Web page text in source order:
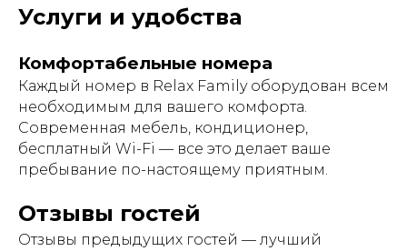
Услуги и удобства
Комфортабельные номера
Каждый номер в Relax Family оборудован всем
необходимым для вашего комфорта.
Современная мебель, кондиционер,
бесплатный Wi-Fi — все это делает ваше
пребывание по-настоящему приятным.
Отзывы гостей
Отзывы предыдущих гостей — лучший